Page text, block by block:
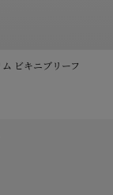
ビキニブリーフ